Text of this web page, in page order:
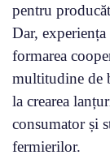
pentru
Dar,
formarea
multitudine de
la crearea
consumator și
fermierilor.